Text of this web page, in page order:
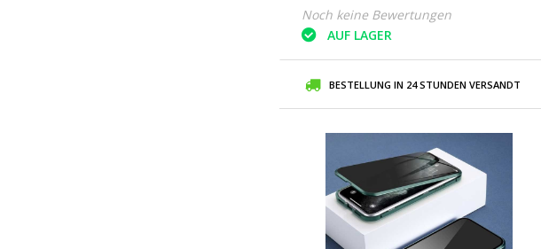
Noch keine Bewertungen
AUF LAGER
BESTELLUNG IN 24 STUNDEN VERSANDT